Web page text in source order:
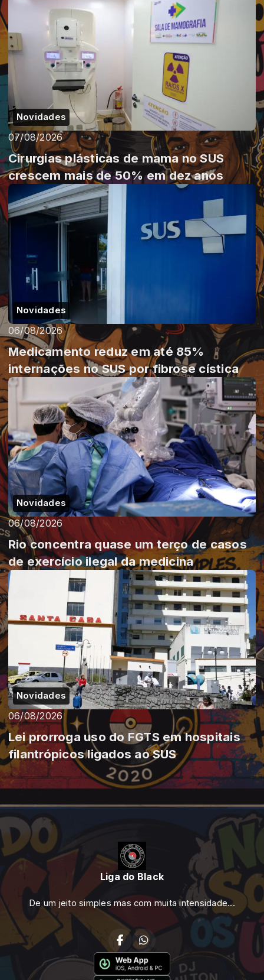
Novidades
07/08/2026
Cirurgias plásticas de mama no SUS
crescem mais de 50% em dez anos
Novidades
06/08/2026
Medicamento reduz em até 85%
internações no SUS por fibrose cística
Novidades
06/08/2026
Rio concentra quase um terço de casos
de exercício ilegal da medicina
Novidades
06/08/2026
Lei prorroga uso do FGTS em hospitais
filantrópicos ligados ao SUS
Liga do Black
De um jeito simples mas com muita intensidade...